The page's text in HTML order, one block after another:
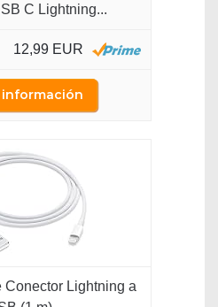
C Lightning...
12,99 EUR
información
Conector Lightning a